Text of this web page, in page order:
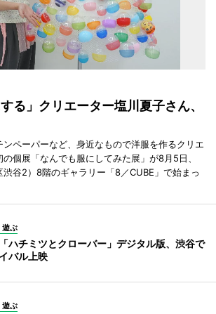
る」クリエーター塩川夏子さん、
ペーパーなど、身近なもので洋服を作るクリエ
個展「なんでも服にしてみた展」が8月5日、
谷2）8階のギャラリー「8／CUBE」で始まっ
遊ぶ
ハチミツとクローバー」デジタル版、渋谷で
バル上映
遊ぶ